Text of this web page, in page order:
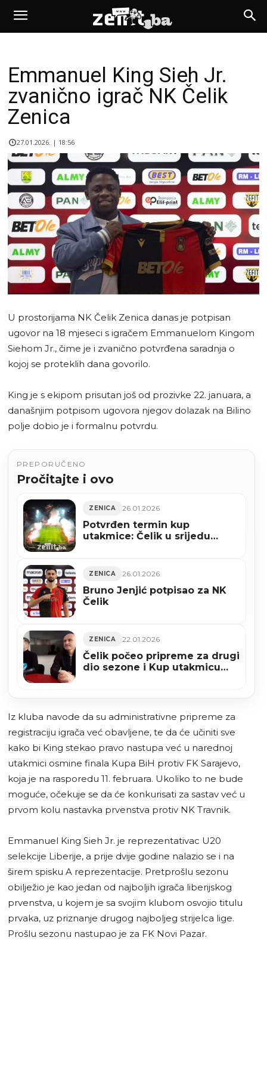
Emmanuel King Sieh Jr.
zvanično igrač NK Čelik
Zenica
27.01.2026. | 18:56
U prostorijama NK Čelik Zenica danas je potpisan
ugovor na 18 mjeseci s igračem Emmanuelom Kingom
Siehom Jr., čime je i zvanično potvrđena saradnja o
kojoj se proteklih dana govorilo.
King je s ekipom prisutan još od prozivke 22. januara, a
današnjim potpisom ugovora njegov dolazak na Bilino
polje dobio je i formalnu potvrdu.
PREPORUČENO
Pročitajte i ovo
ZENICA 26.01.2026
Potvrđen termin kup
utakmice: Čelik u srijedu
ZENICA 26.01.2026
Bruno Jenjić potpisao za NK
Čelik
ZENICA 22.01.2026
Čelik počeo pripreme za drugi
dio sezone i Kup utakmicu
Iz kluba navode da su administrativne pripreme za
registraciju igrača već obavljene, te da će učiniti sve
kako bi King stekao pravo nastupa već u narednoj
utakmici osmine finala Kupa BiH protiv FK Sarajevo,
koja je na rasporedu 11. februara. Ukoliko to ne bude
moguće, očekuje se da će konkurisati za sastav već u
prvom kolu nastavka prvenstva protiv NK Travnik.
Emmanuel King Sieh Jr. je reprezentativac U20
selekcije Liberije, a prije dvije godine nalazio se i na
širem spisku A reprezentacije. Pretprošlu sezonu
obilježio je kao jedan od najboljih igrača liberijskog
prvenstva, u kojem je sa svojim klubom osvojio titulu
prvaka, uz priznanje drugog najboljeg strijelca lige.
Prošlu sezonu nastupao je za FK Novi Pazar.